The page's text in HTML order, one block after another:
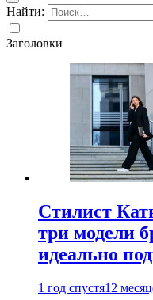
Найти:
Заголовки
Стилист
три модели
идеально
1 год спустя12